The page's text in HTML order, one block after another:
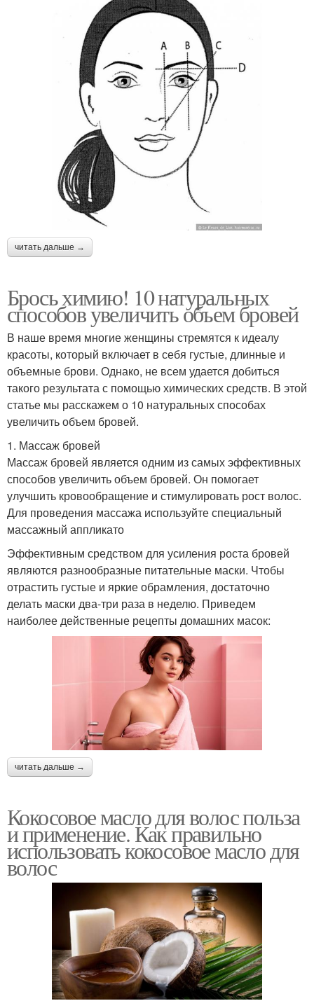
Средство для роста Смесь из ценных масел
Масла для роста
Брови с касторовым
Маски для роста
читать дальше →
Брось химию! 10 натуральных
способов увеличить объем бровей
В наше время многие женщины стремятся к идеалу
красоты, который включает в себя густые, длинные и
объемные брови. Однако, не всем удается добиться
такого результата с помощью химических средств. В этой
статье мы расскажем о 10 натуральных способах
увеличить объем бровей.
1. Массаж бровей
Массаж бровей является одним из самых эффективных
способов увеличить объем бровей. Он помогает
улучшить кровообращение и стимулировать рост волос.
Для проведения массажа используйте специальный
массажный аппликато
Эффективным средством для усиления роста бровей
являются разнообразные питательные маски. Чтобы
отрастить густые и яркие обрамления, достаточно
делать маски два-три раза в неделю. Приведем
наиболее действенные рецепты домашних масок:
читать дальше →
Кокосовое масло для волос польза
и применение. Как правильно
использовать кокосовое масло для
волос